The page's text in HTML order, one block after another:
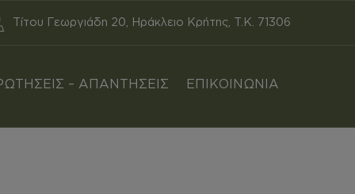
– ΑΠΑΝΤΗΣΕΙΣ ΕΠΙΚΟΙΝΩΝΙΑ
Τίτου Γεωργιάδη 20, Ηράκλειο Κρήτης, T.K. 71306